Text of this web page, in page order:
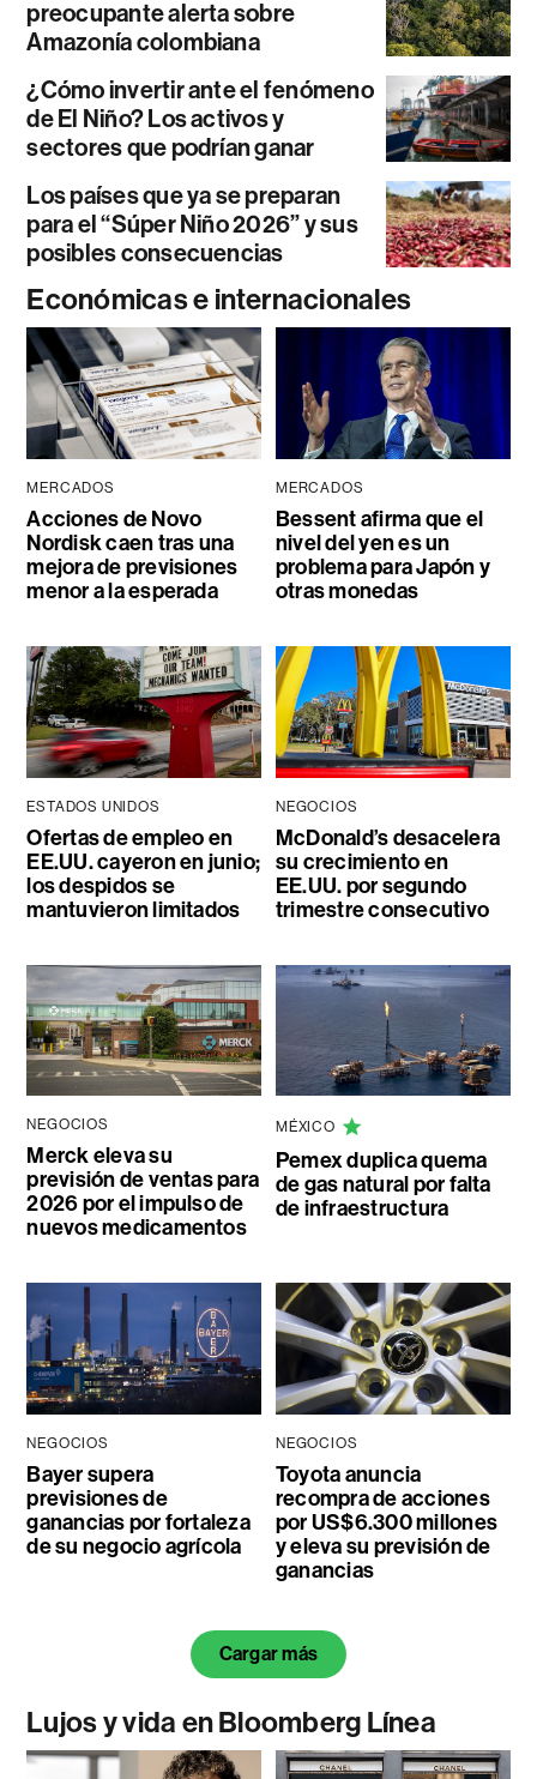
preocupante alerta sobre
Amazonía colombiana
¿Cómo invertir ante el fenómeno
de El Niño? Los activos y
sectores que podrían ganar
Los países que ya se preparan
para el “Súper Niño 2026” y sus
posibles consecuencias
Económicas e internacionales
MERCADOS
Acciones de Novo
Nordisk caen tras una
mejora de previsiones
menor a la esperada
MERCADOS
Bessent afirma que el
nivel del yen es un
problema para Japón y
otras monedas
ESTADOS UNIDOS
Ofertas de empleo en
EE.UU. cayeron en junio;
los despidos se
mantuvieron limitados
NEGOCIOS
McDonald’s desacelera
su crecimiento en
EE.UU. por segundo
trimestre consecutivo
NEGOCIOS
Merck eleva su
previsión de ventas para
2026 por el impulso de
nuevos medicamentos
MÉXICO
Pemex duplica quema
de gas natural por falta
de infraestructura
NEGOCIOS
Bayer supera
previsiones de
ganancias por fortaleza
de su negocio agrícola
NEGOCIOS
Toyota anuncia
recompra de acciones
por US$6.300 millones
y eleva su previsión de
ganancias
Cargar más
Lujos y vida en Bloomberg Línea